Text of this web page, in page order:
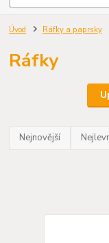
Úvod Ráfky a paprsky
Ráfky
Nejnovější